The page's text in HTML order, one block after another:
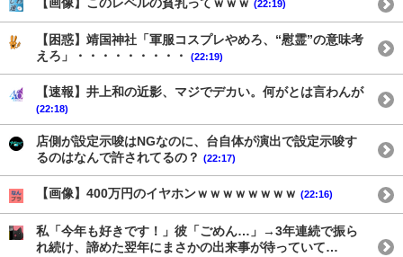
(22:19)
【困惑】靖国神社「軍服コスプレやめろ、“慰霊”の意味考
えろ」・・・・・・・・・
(22:19)
【速報】井上和の近影、マジでデカい。何がとは言わんが
(22:18)
店側が設定示唆はNGなのに、台自体が演出で設定示唆す
るのはなんで許されてるの？ (22:17)
【画像】400万円のイヤホンｗｗｗｗｗｗｗｗ (22:16)
私「今年も好きです！」彼「ごめん…」→3年連続で振ら
れ続け、諦めた翌年にまさかの出来事が待っていて…